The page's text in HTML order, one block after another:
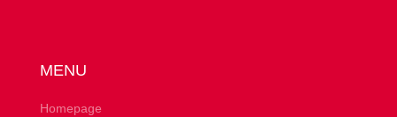
MENU
Homepage